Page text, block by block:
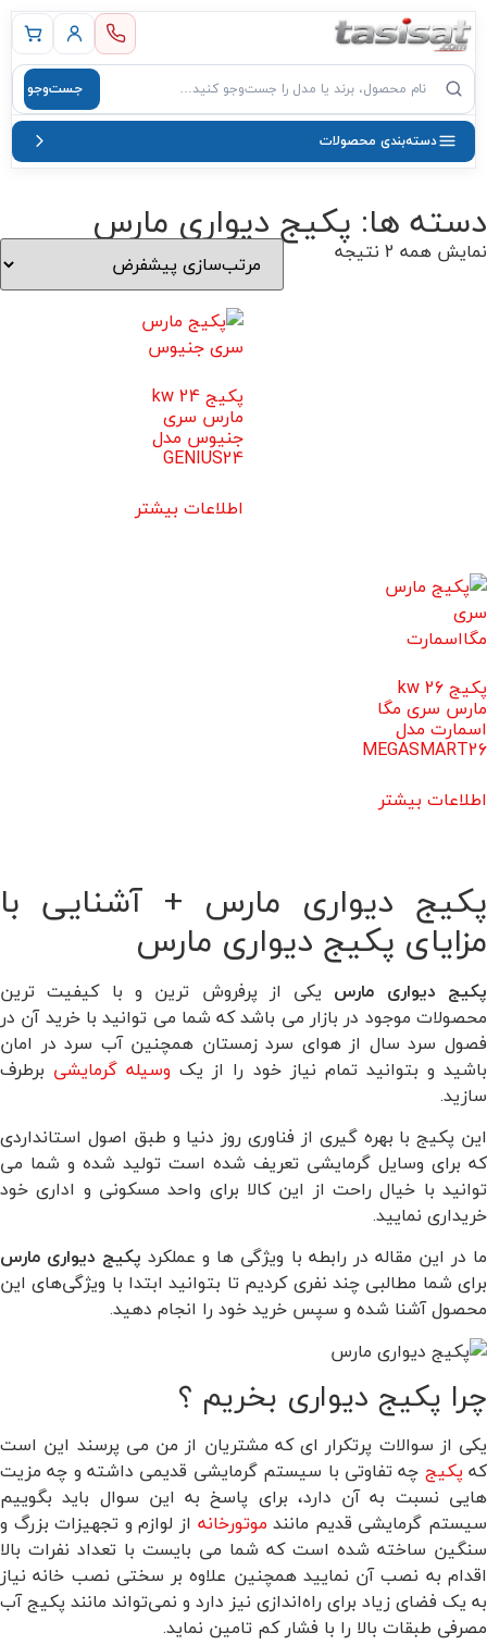
اصلی
جست‌وجو
دسته‌بندی محصولات
دسته ها: پکیج دیواری مارس
نمایش همه 2 نتیجه
پکیج 24 kw
مارس سری
جنیوس مدل
GENIUS24
اطلاعات بیشتر
پکیج 26 kw
مارس سری مگا
اسمارت مدل
MEGASMART26
اطلاعات بیشتر
پکیج دیواری مارس + آشنایی با
مزایای پکیج دیواری مارس
پکیج دیواری مارس یکی از پرفروش ترین و با کیفیت ترین
محصولات موجود در بازار می باشد که شما می توانید با خرید آن در
فصول سرد سال از هوای سرد زمستان همچنین آب سرد در امان
باشید و بتوانید تمام نیاز خود را از یک وسیله گرمایشی برطرف
سازید.
این پکیج با بهره گیری از فناوری روز دنیا و طبق اصول استانداردی
که برای وسایل گرمایشی تعریف شده است تولید شده و شما می
توانید با خیال راحت از این کالا برای واحد مسکونی و اداری خود
خریداری نمایید.
ما در این مقاله در رابطه با ویژگی ها و عملکرد پکیج دیواری مارس
برای شما مطالبی چند نفری کردیم تا بتوانید ابتدا با ویژگی‌های این
محصول آشنا شده و سپس خرید خود را انجام دهید.
چرا پکیج دیواری بخریم ؟
یکی از سوالات پرتکرار ای که مشتریان از من می پرسند این است
که پکیج چه تفاوتی با سیستم گرمایشی قدیمی داشته و چه مزیت
هایی نسبت به آن دارد، برای پاسخ به این سوال باید بگوییم
سیستم گرمایشی قدیم مانند موتورخانه از لوازم و تجهیزات بزرگ و
سنگین ساخته شده است که شما می بایست با تعداد نفرات بالا
اقدام به نصب آن نمایید همچنین علاوه بر سختی نصب خانه نیاز
به یک فضای زیاد برای راه‌اندازی نیز دارد و نمی‌تواند مانند پکیج آب
مصرفی طبقات بالا را با فشار کم تامین نماید.